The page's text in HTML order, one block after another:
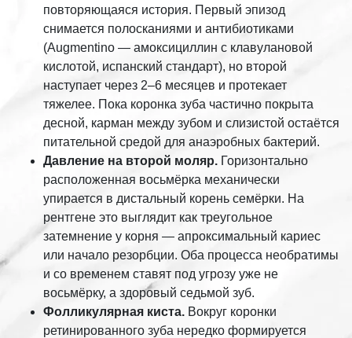
повторяющаяся история. Первый эпизод
снимается полосканиями и антибиотиками
(Augmentino — амоксициллин с клавулановой
кислотой, испанский стандарт), но второй
наступает через 2–6 месяцев и протекает
тяжелее. Пока коронка зуба частично покрыта
десной, карман между зубом и слизистой остаётся
питательной средой для анаэробных бактерий.
Давление на второй моляр. Горизонтально
расположенная восьмёрка механически
упирается в дистальный корень семёрки. На
рентгене это выглядит как треугольное
затемнение у корня — апроксимальный кариес
или начало резорбции. Оба процесса необратимы
и со временем ставят под угрозу уже не
восьмёрку, а здоровый седьмой зуб.
Фолликулярная киста. Вокруг коронки
ретинированного зуба нередко формируется